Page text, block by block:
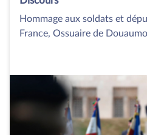
Hommage aux soldats et
France, Ossuaire de